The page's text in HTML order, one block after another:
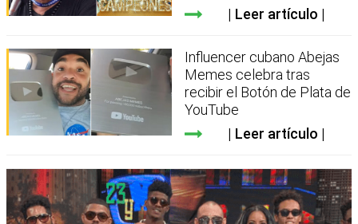
Leer artículo
Influencer cubano Abejas
Memes celebra tras
recibir el Botón de Plata de
YouTube
Leer artículo